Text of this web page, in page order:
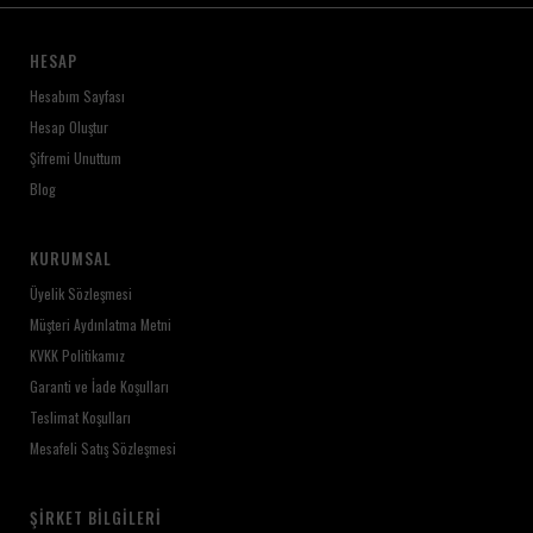
HESAP
Hesabım Sayfası
Hesap Oluştur
Şifremi Unuttum
Blog
KURUMSAL
Üyelik Sözleşmesi
Müşteri Aydınlatma Metni
KVKK Politikamız
Garanti ve İade Koşulları
Teslimat Koşulları
Mesafeli Satış Sözleşmesi
ŞIRKET BILGILERI